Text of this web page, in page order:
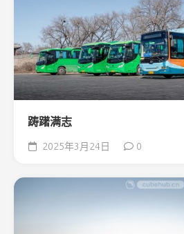
踌躇满志
2025年3月24日 0